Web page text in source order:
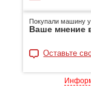
Покупали машину
Ваше мнение
Оставьте